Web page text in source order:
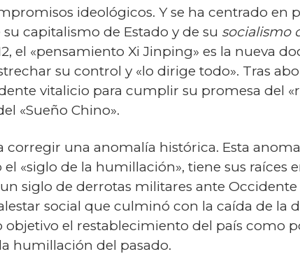
ideológicos. Y se ha centrado en
capitalismo de Estado y de su socialismo
el «pensamiento Xi Jinping» es la nueva
su control y «lo dirige todo». Tras
vitalicio para cumplir su promesa del
«Sueño Chino».
una anomalía histórica. Esta
«siglo de la humillación», tiene sus raíces
siglo de derrotas militares ante Occidente
social que culminó con la caída de la
el restablecimiento del país como
humillación del pasado.